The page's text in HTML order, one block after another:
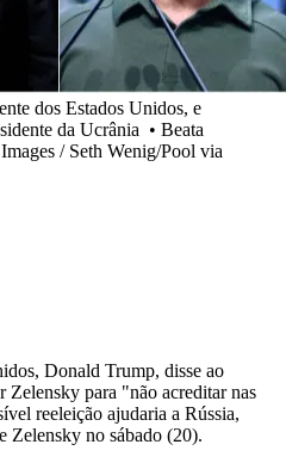
dos Estados Unidos, e
da Ucrânia • Beata
/ Seth Wenig/Pool via
Donald Trump, disse ao
para "não acreditar nas
reeleição ajudaria a Rússia,
Zelensky no sábado (20).